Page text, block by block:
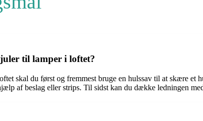
til lamper i loftet?
skal du først og fremmest bruge en hulssav til at skære
af beslag eller strips. Til sidst kan du dække ledningen